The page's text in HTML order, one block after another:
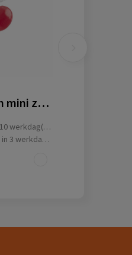
Flowpack met een mini zuurtje
werkdag(en)
werkdag(en)